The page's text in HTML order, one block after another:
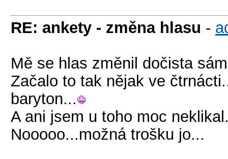
RE: ankety - změna hlasu -
Mě se hlas změnil dočista
Začalo to tak nějak ve
baryton...
A ani jsem u toho moc
Nooooo...možná trošku jo...